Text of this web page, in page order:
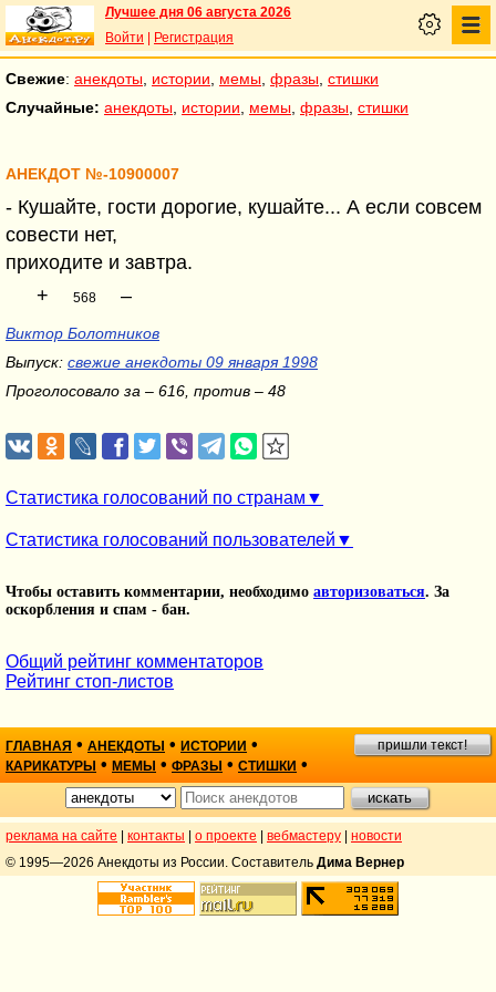
Лучшее дня 06 августа 2026
Войти
Регистрация
Свежие: анекдоты истории мемы фразы стишки
Случайные: анекдоты истории мемы фразы стишки
АНЕКДОТ №-10900007
- Кушайте, гости дорогие, кушайте... А если совсем
совести нет,
приходите и завтра.
+
568 –
Виктор Болотников
Выпуск: свежие анекдоты 09 января 1998
Проголосовало за – 616, против – 48
Статистика голосований по странам
Статистика голосований пользователей
Чтобы оставить комментарии, необходимо авторизоваться. За
оскорбления и спам - бан.
Общий рейтинг комментаторов
Рейтинг стоп-листов
ГЛАВНАЯ • АНЕКДОТЫ • ИСТОРИИ •
КАРИКАТУРЫ • МЕМЫ • ФРАЗЫ • СТИШКИ •
пришли текст!
реклама на сайте контакты о проекте вебмастеру
новости
© 1995—2026 Анекдоты из России. Составитель Дима Вернер